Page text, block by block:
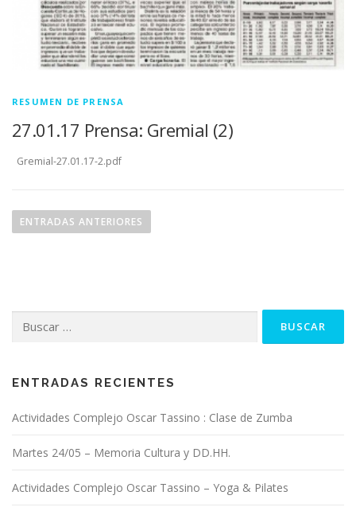
RESUMEN DE PRENSA
27.01.17 Prensa: Gremial (2)
Gremial-27.01.17-2.pdf
a
n
e
e
t
ENTRADAS ANTERIORES
ENTRADAS RECIENTES
Actividades Complejo Oscar Tassino : Clase de Zumba
Martes 24/05 – Memoria Cultura y DD.HH.
Actividades Complejo Oscar Tassino – Yoga & Pilates